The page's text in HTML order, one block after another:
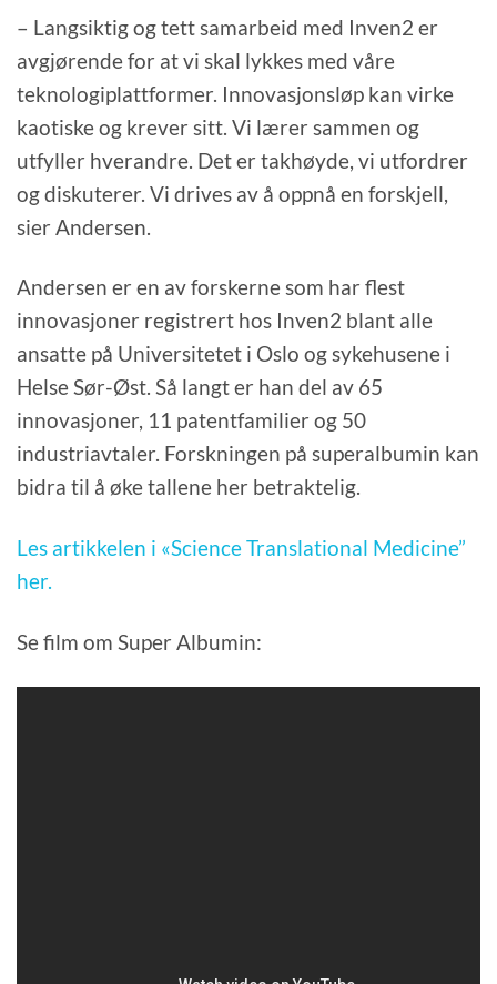
– Langsiktig og tett samarbeid med Inven2 er
avgjørende for at vi skal lykkes med våre
teknologiplattformer. Innovasjonsløp kan virke
kaotiske og krever sitt. Vi lærer sammen og
utfyller hverandre. Det er takhøyde, vi utfordrer
og diskuterer. Vi drives av å oppnå en forskjell,
sier Andersen.
Andersen er en av forskerne som har flest
innovasjoner registrert hos Inven2 blant alle
ansatte på Universitetet i Oslo og sykehusene i
Helse Sør-Øst. Så langt er han del av 65
innovasjoner, 11 patentfamilier og 50
industriavtaler. Forskningen på superalbumin kan
bidra til å øke tallene her betraktelig.
Les artikkelen i «Science Translational Medicine”
her.
Se film om Super Albumin: